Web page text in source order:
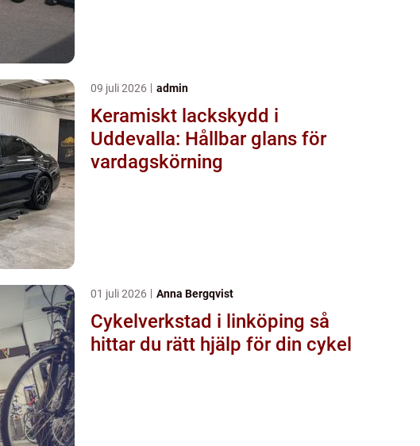
09 juli 2026 admin
Keramiskt lackskydd i
Uddevalla: Hållbar glans för
vardagskörning
01 juli 2026 Anna Bergqvist
Cykelverkstad i linköping så
hittar du rätt hjälp för din cykel